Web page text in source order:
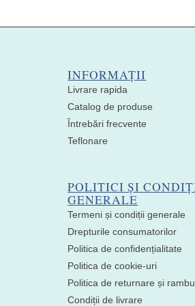
INFORMAȚII
Livrare rapida
Catalog de produse
Întrebări frecvente
Teflonare
POLITICI ȘI
GENERALE
Termeni și condiții generale
Drepturile consumatorilor
Politica de confidențialitate
Politica de cookie-uri
Politica de returnare și
Condiții de livrare